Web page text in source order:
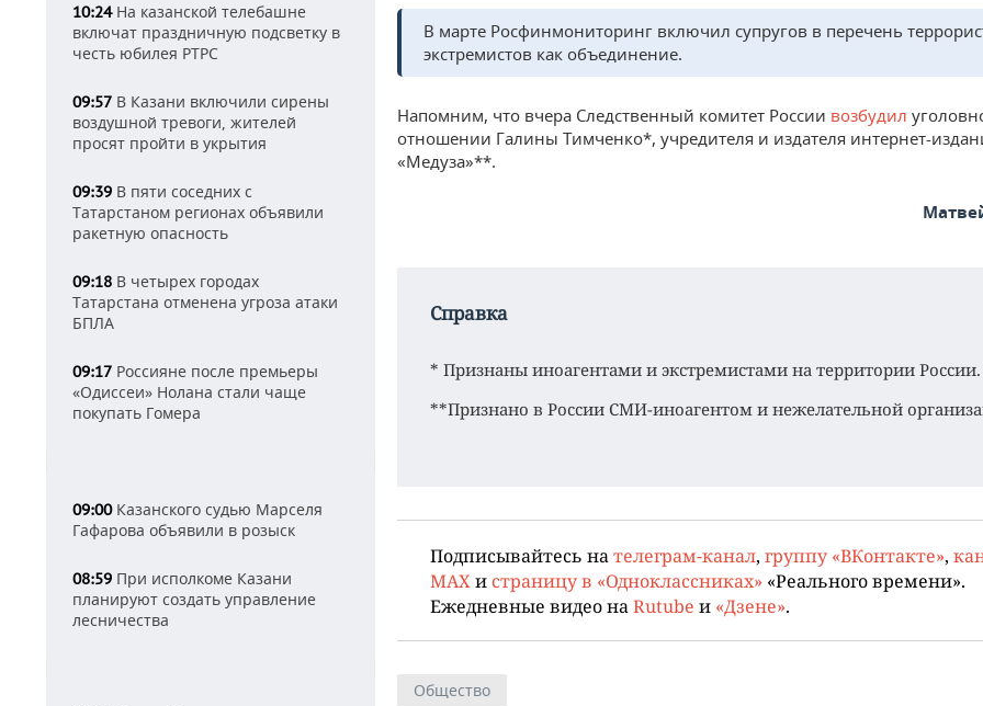
10:24На казанской телебашне
включат праздничную подсветку в
честь юбилея РТРС
09:57 В Казани включили сирены
воздушной тревоги, жителей
просят пройти в укрытия
09:39 В пяти соседних с
Татарстаном регионах объявили
ракетную опасность
09:18 В четырех городах
Татарстана отменена угроза атаки
БПЛА
09:17 Россияне после премьеры
«Одиссеи» Нолана стали чаще
покупать Гомера
09:00Казанского судью Марселя
Гафарова объявили в розыск
08:59 При исполкоме Казани
планируют создать управление
лесничества
В марте Росфинмониторинг включил супругов в перечень
экстремистов как объединение.
Напомним, что вчера Следственный комитет России возбудил
отношении Галины Тимченко*, учредителя и издателя интернет-
«Медуза»**.
Справка
* Признаны иноагентами и экстремистами на территории России.
**Признано в России СМИ-иноагентом и нежелательной
Подписывайтесь нателеграм-канал, группу «ВКонтакте»,
MAXи страницу в «Одноклассниках» «Реального времени».
Ежедневные видео наRutube и «Дзене».
Общество